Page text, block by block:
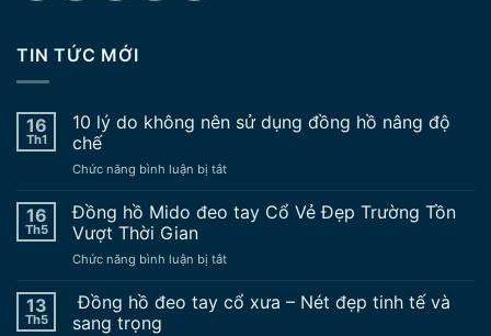
TIN TỨC MỚI
16
Th1
10 lý do không nên sử dụng đồng hồ nâng độ
chế
Chức năng bình luận bị tắtở
lý
nên
dụng
16
Th5
Đồng hồ Mido đeo tay Cổ Vẻ Đẹp Trường Tồn
Vượt Thời Gian
Chức năng bình luận bị tắtở
hồ
Mido
13
Th5
Đồng hồ đeo tay cổ xưa – Nét đẹp tinh tế và
sang trọng